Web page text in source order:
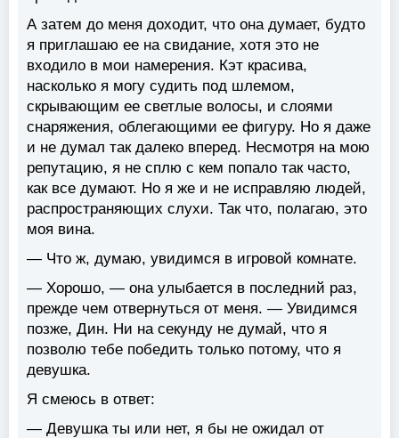
А затем до меня доходит, что она думает, будто
я приглашаю ее на свидание, хотя это не
входило в мои намерения. Кэт красива,
насколько я могу судить под шлемом,
скрывающим ее светлые волосы, и слоями
снаряжения, облегающими ее фигуру. Но я даже
и не думал так далеко вперед. Несмотря на мою
репутацию, я не сплю с кем попало так часто,
как все думают. Но я же и не исправляю людей,
распространяющих слухи. Так что, полагаю, это
моя вина.
— Что ж, думаю, увидимся в игровой комнате.
— Хорошо, — она улыбается в последний раз,
прежде чем отвернуться от меня. — Увидимся
позже, Дин. Ни на секунду не думай, что я
позволю тебе победить только потому, что я
девушка.
Я смеюсь в ответ:
— Девушка ты или нет, я бы не ожидал от